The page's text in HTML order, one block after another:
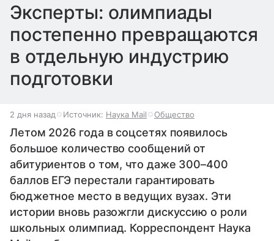
Эксперты: олимпиады
постепенно превращаются
в отдельную индустрию
подготовки
2 дня назад Источник: Наука Mail Общество
Летом 2026 года в соцсетях появилось
большое количество сообщений от
абитуриентов о том, что даже 300–400
баллов ЕГЭ перестали гарантировать
бюджетное место в ведущих вузах. Эти
истории вновь разожгли дискуссию о роли
школьных олимпиад. Корреспондент Наука